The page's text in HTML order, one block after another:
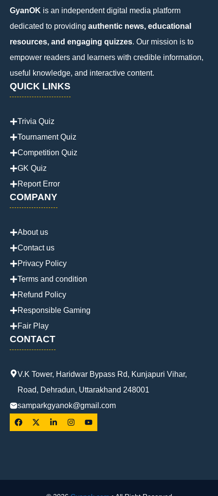
GyanOK is an independent digital media platform
dedicated to providing authentic news, educational
resources, and engaging quizzes. Our mission is to
empower readers and learners with credible information,
useful knowledge, and interactive content.
QUICK LINKS
Trivia Quiz
Tournament Quiz
Competition Quiz
GK Quiz
Report Error
COMPANY
About us
Contact us
Privacy Policy
Terms and condition
Refund Policy
Responsible Gaming
Fair Play
CONTACT
V.K Tower, Haridwar Bypass Rd, Kunjapuri Vihar,
Road, Dehradun, Uttarakhand 248001
samparkgyanok@gmail.com